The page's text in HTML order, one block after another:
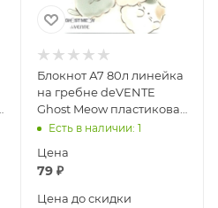
Блокнот А7 80л линейка
на гребне deVENTE
Ghost Meow пластиковая
обложка бежевый
Есть в наличии: 1
Цена
79₽
Цена до скидки